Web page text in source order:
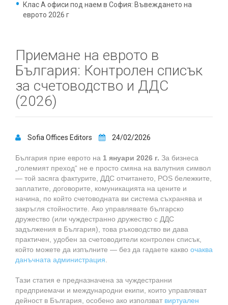
Клас А офиси под наем в София: Въвеждането на
еврото 2026 г
Приемане на еврото в
България: Контролен списък
за счетоводство и ДДС
(2026)
Sofia Offices Editors 24/02/2026
България прие еврото на 1 януари 2026 г. За бизнеса
„големият преход“ не е просто смяна на валутния символ
— той засяга фактурите, ДДС отчитането, POS бележките,
заплатите, договорите, комуникацията на цените и
начина, по който счетоводната ви система съхранява и
закръгля стойностите. Ако управлявате българско
дружество (или чуждестранно дружество с ДДС
задължения в България), това ръководство ви дава
практичен, удобен за счетоводители контролен списък,
който можете да изпълните — без да гадаете какво очаква
данъчната администрация
Тази статия е предназначена за чуждестранни
предприемачи и международни екипи, които управляват
дейност в България, особено ако използват виртуален